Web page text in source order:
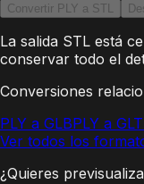
Convertir PLY a STL
La salida STL está
conservar todo el
Conversiones
PLY a GLBPLY a
Ver todos los
¿Quieres